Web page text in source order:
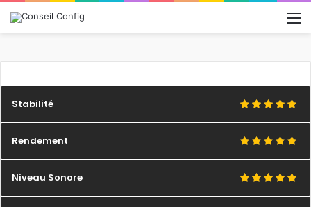
Stabilité
Rendement
Niveau Sonore